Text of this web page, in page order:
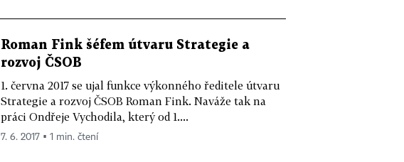
Roman Fink šéfem útvaru Strategie a
rozvoj ČSOB
1. června 2017 se ujal funkce výkonného ředitele útvaru
Strategie a rozvoj ČSOB Roman Fink. Naváže tak na
práci Ondřeje Vychodila, který od 1....
7. 6. 2017 ▪ 1 min. čtení